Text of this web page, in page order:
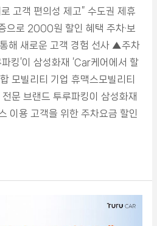
고객 편의성 제고” 수도권 제휴
으로 2000원 할인 혜택 주차·보
해 새로운 고객 경험 선사 ▲주차
킹’이 삼성화재 ‘Car케어에서 할
모빌리티 기업 휴맥스모빌리티
문 브랜드 투루파킹이 삼성화재
이용 고객을 위한 주차요금 할인